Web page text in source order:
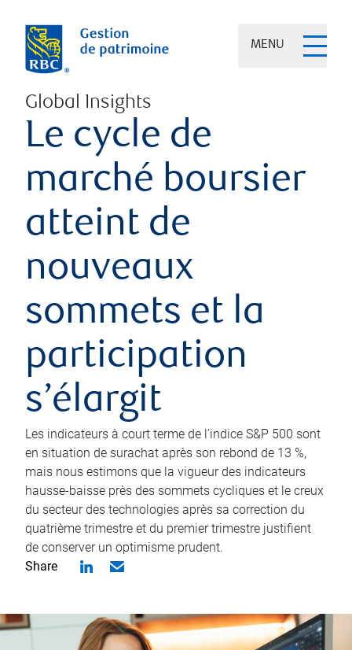
MENU
Global Insights
Le cycle de
marché boursier
atteint de
nouveaux
sommets et la
participation
s’élargit
Les indicateurs à court terme de l’indice S&P 500 sont
en situation de surachat après son rebond de 13 %,
mais nous estimons que la vigueur des indicateurs
hausse-baisse près des sommets cycliques et le creux
du secteur des technologies après sa correction du
quatrième trimestre et du premier trimestre justifient
de conserver un optimisme prudent.
Share